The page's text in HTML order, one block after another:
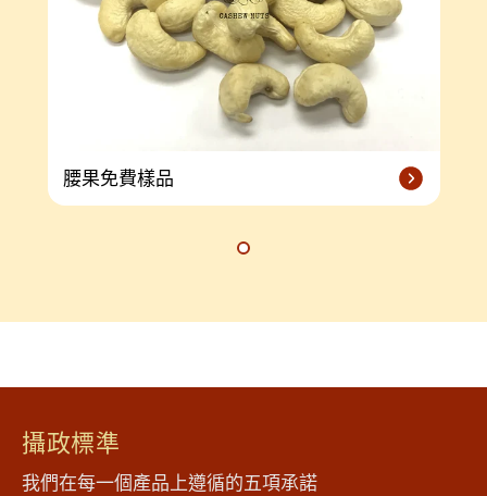
腰果免費樣品
攝政標準
我們在每一個產品上遵循的五項承諾